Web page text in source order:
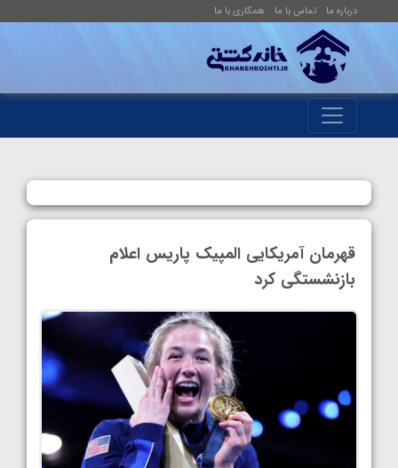
درباره ما تماس با ما همکاری با ما
قهرمان آمریکایی المپیک پاریس اعلام
بازنشستگی کرد